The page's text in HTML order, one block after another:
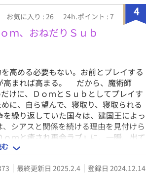
4
お気に入り : 26 24h.ポイント : 7
ｍ、おねだりＳｕｂ
高める必要もない。お前とプレイする
まれば高まる。 だから、魔術師
けに、ＤｏｍとＳｕｂとしてプレイす
に、自ら望んで、寝取り、寝取られる
繰り返していた国々は、建国王によっ
シアスと関係を続ける理由を見付けら
と癒され再会ラブ』に、一瞬、出て
なっちゃって、書いた話です。『亡国
です。 えっちな話には、#付き。 冒
います
最終更新日 2025.2.4 登録日 2024.12.14